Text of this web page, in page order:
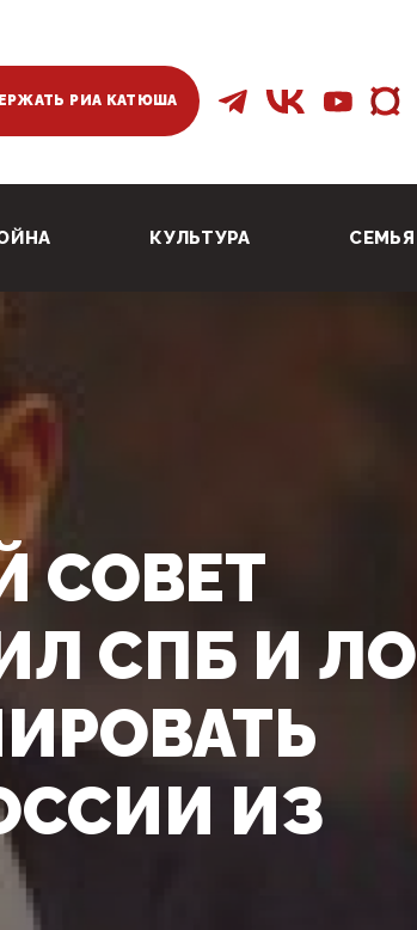
РИА КАТЮША
КУЛЬТУРА СЕМЬЯ
СОВЕТ
СПБ И ЛО
ИЗ